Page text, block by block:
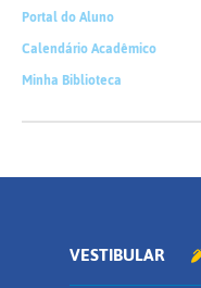
Portal do Aluno
Calendário Acadêmico
Minha Biblioteca
VESTIBULAR